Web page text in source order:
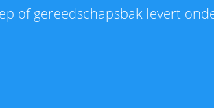
of gereedschapsbak levert